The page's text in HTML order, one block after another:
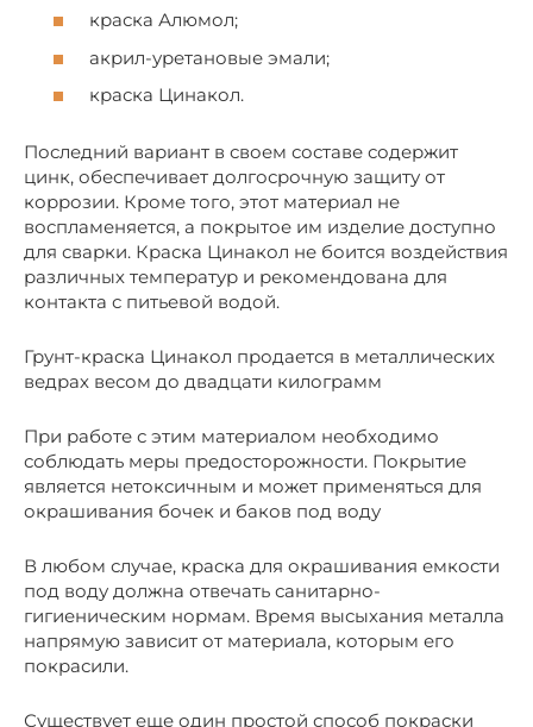
краска Алюмол;
акрил-уретановые эмали;
краска Цинакол.
Последний вариант в своем составе содержит
цинк, обеспечивает долгосрочную защиту от
коррозии. Кроме того, этот материал не
воспламеняется, а покрытое им изделие доступно
для сварки. Краска Цинакол не боится воздействия
различных температур и рекомендована для
контакта с питьевой водой.
Грунт-краска Цинакол продается в металлических
ведрах весом до двадцати килограмм
При работе с этим материалом необходимо
соблюдать меры предосторожности. Покрытие
является нетоксичным и может применяться для
окрашивания бочек и баков под воду
В любом случае, краска для окрашивания емкости
под воду должна отвечать санитарно-
гигиеническим нормам. Время высыхания металла
напрямую зависит от материала, которым его
покрасили.
Существует еще один простой способ покраски